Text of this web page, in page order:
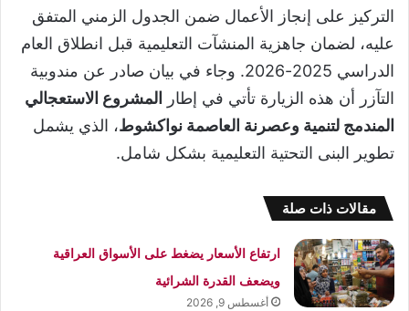
التركيز على إنجاز الأعمال ضمن الجدول الزمني المتفق
عليه، لضمان جاهزية المنشآت التعليمية قبل انطلاق العام
الدراسي 2025-2026. وجاء في بيان صادر عن مندوبية
التآزر أن هذه الزيارة تأتي في إطار
المشروع الاستعجالي
المندمج لتنمية وعصرنة العاصمة نواكشوط، الذي يشمل
تطوير البنى التحتية التعليمية بشكل شامل.
مقالات ذات صلة
ارتفاع الأسعار يضغط على الأسواق العراقية
ويضعف القدرة الشرائية
أغسطس 9, 2026